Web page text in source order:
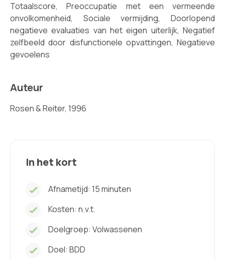
Totaalscore,Preoccupatie met een vermeende
onvolkomenheid, Sociale vermijding, Doorlopend
negatieve evaluaties van het eigen uiterlijk, Negatief
zelfbeeld door disfunctionele opvattingen, Negatieve
gevoelens
Auteur
Rosen & Reiter, 1996
In het kort
Afnametijd: 15 minuten
Kosten: n.v.t.
Doelgroep: Volwassenen
Doel: BDD